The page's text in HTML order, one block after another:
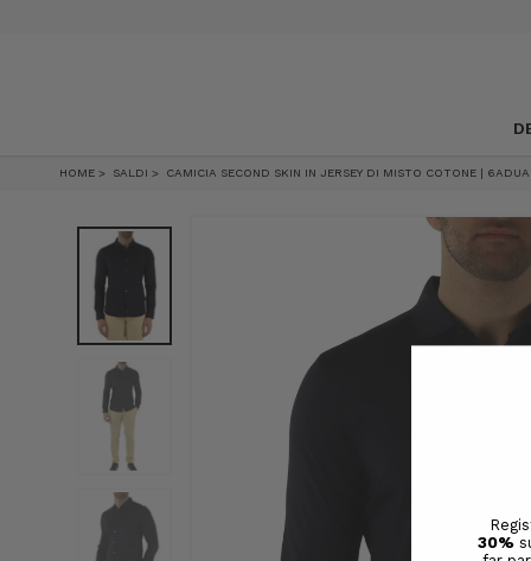
HOME SALDI CAMICIA SECOND SKIN IN JERSEY DI MISTO COTONE |